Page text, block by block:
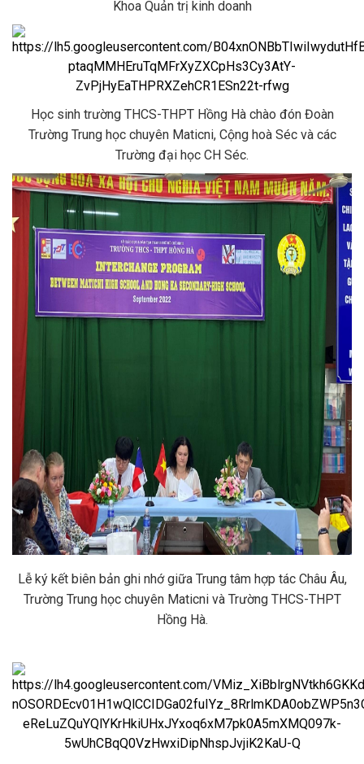
Khoa Quản trị kinh doanh
Học sinh trường THCS-THPT Hồng Hà chào đón Đoàn
Trường Trung học chuyên Maticni, Cộng hoà Séc và các
Trường đại học CH Séc.
Lễ ký kết biên bản ghi nhớ giữa Trung tâm hợp tác Châu Âu,
Trường Trung học chuyên Maticni và Trường THCS-THPT
Hồng Hà.